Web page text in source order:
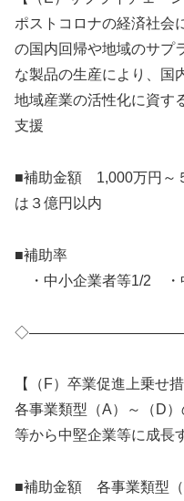
ポストコロナの経済社会
の国内回帰や地域のサプ
な製品の生産により、国
地域産業の活性化に資す
支援
■補助金額 1,000万円～
は３億円以内
■補助率
・中小企業者等1/2 ・
【（F）卒業促進上乗せ措
各事業類型（A）～（D
等から中堅企業等に成長
■補助金額 各事業類型（